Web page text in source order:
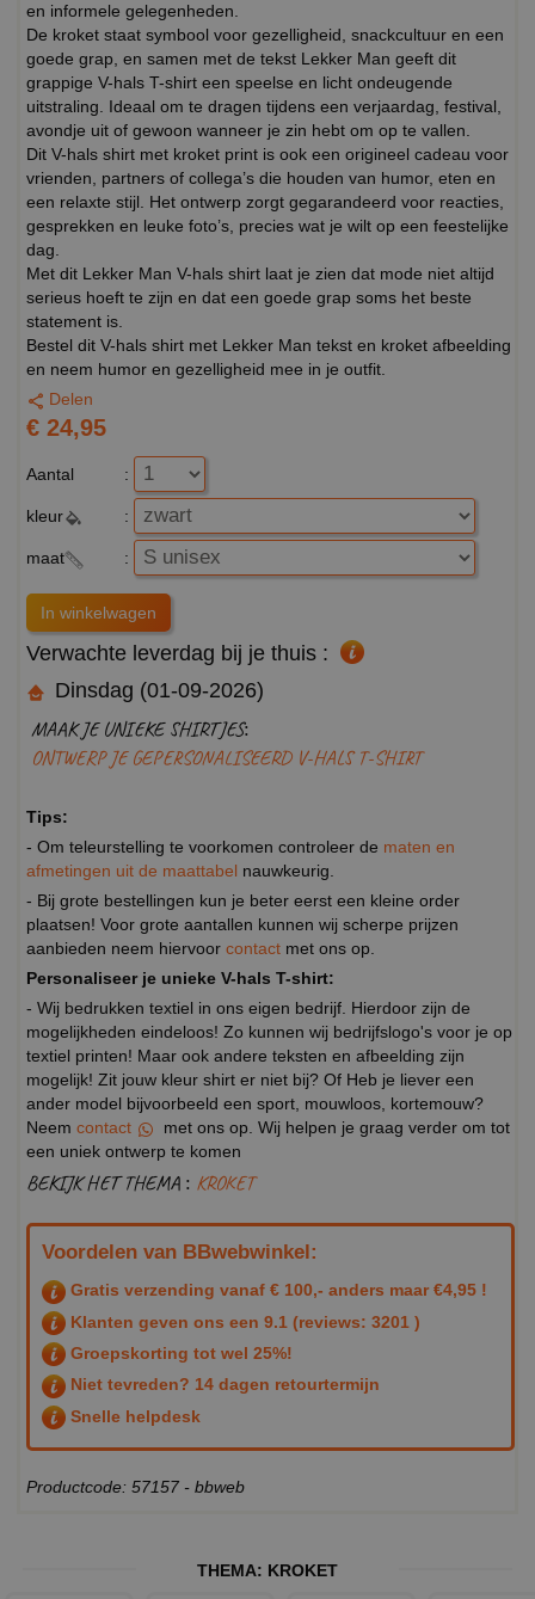
en informele gelegenheden.
De kroket staat symbool voor gezelligheid, snackcultuur en een
goede grap, en samen met de tekst Lekker Man geeft dit
grappige V-hals T-shirt een speelse en licht ondeugende
uitstraling. Ideaal om te dragen tijdens een verjaardag, festival,
avondje uit of gewoon wanneer je zin hebt om op te vallen.
Dit V-hals shirt met kroket print is ook een origineel cadeau voor
vrienden, partners of collega’s die houden van humor, eten en
een relaxte stijl. Het ontwerp zorgt gegarandeerd voor reacties,
gesprekken en leuke foto’s, precies wat je wilt op een feestelijke
dag.
Met dit Lekker Man V-hals shirt laat je zien dat mode niet altijd
serieus hoeft te zijn en dat een goede grap soms het beste
statement is.
Bestel dit V-hals shirt met Lekker Man tekst en kroket afbeelding
en neem humor en gezelligheid mee in je outfit.
Delen
€ 24,95
Aantal :
kleur :
maat :
Verwachte leverdag bij je thuis :
Dinsdag (01-09-2026)
MAAK JE UNIEKE SHIRTJES:
ONTWERP JE GEPERSONALISEERD V-HALS T-SHIRT
Tips:
- Om teleurstelling te voorkomen controleer de maten en
afmetingen uit de maattabel nauwkeurig.
- Bij grote bestellingen kun je beter eerst een kleine order
plaatsen! Voor grote aantallen kunnen wij scherpe prijzen
aanbieden neem hiervoor contact met ons op.
Personaliseer je unieke V-hals T-shirt:
- Wij bedrukken textiel in ons eigen bedrijf. Hierdoor zijn de
mogelijkheden eindeloos! Zo kunnen wij bedrijfslogo's voor je op
textiel printen! Maar ook andere teksten en afbeelding zijn
mogelijk! Zit jouw kleur shirt er niet bij? Of Heb je liever een
ander model bijvoorbeeld een sport, mouwloos, kortemouw?
Neem contact
met ons op. Wij helpen je graag verder om tot
een uniek ontwerp te komen
BEKIJK HET THEMA : KROKET
Voordelen van BBwebwinkel:
Gratis verzending vanaf € 100,- anders maar €4,95 !
Klanten geven ons een 9.1 (reviews: 3201 )
Groepskorting tot wel 25%!
Niet tevreden? 14 dagen retourtermijn
Snelle helpdesk
Productcode: 57157 - bbweb
THEMA: KROKET